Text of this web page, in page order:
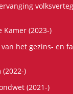
Kamer (2023-)
het gezins- en
)
(2021-)